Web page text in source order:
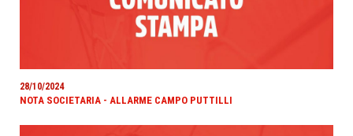
28/10/2024
NOTA SOCIETARIA - ALLARME CAMPO PUTTILLI